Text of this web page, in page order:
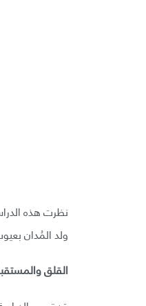
نظرت هذه
ولد المُدان
القلق